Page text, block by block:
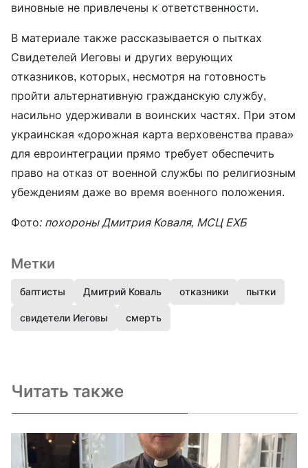
виновные не привлечены к ответственности.
В материале также рассказывается о пытках
Свидетелей Иеговы и других верующих
отказников, которых, несмотря на готовность
пройти альтернативную гражданскую службу,
насильно удерживали в воинских частях. При этом
украинская «дорожная карта верховенства права»
для евроинтеграции прямо требует обеспечить
право на отказ от военной службы по религиозным
убеждениям даже во время военного положения.
Фото: похороны Дмитрия Коваля, МСЦ ЕХБ
Метки
баптисты Дмитрий Коваль отказники пытки
свидетели Иеговы смерть
Читать также